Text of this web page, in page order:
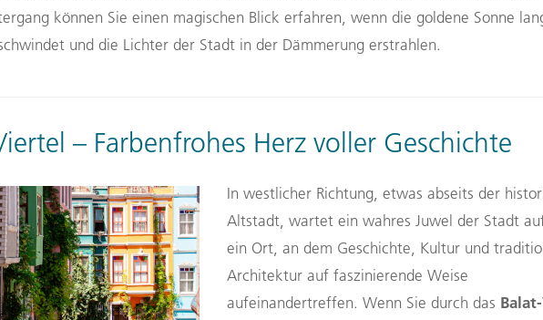
können Sie einen magischen Blick erfahren, wenn die goldene Sonne
und die Lichter der Stadt in der Dämmerung erstrahlen.
– Farbenfrohes Herz voller Geschichte
In westlicher Richtung, etwas abseits der
Altstadt, wartet ein wahres Juwel der Stadt
ein Ort, an dem Geschichte, Kultur und
Architektur auf faszinierende Weise
aufeinandertreffen. Wenn Sie durch das